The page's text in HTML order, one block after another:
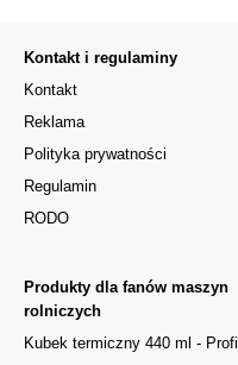
Kontakt i regulaminy
Kontakt
Reklama
Polityka prywatności
Regulamin
RODO
Produkty dla fanów maszyn
rolniczych
Kubek termiczny 440 ml - Profi